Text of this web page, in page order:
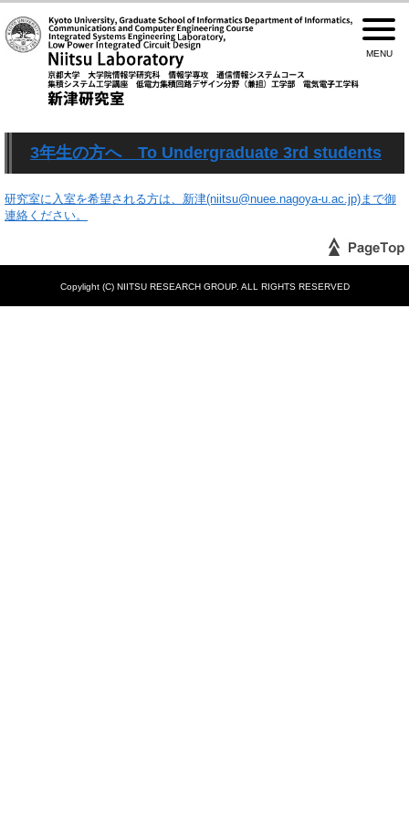
3年生の方へ To Undergraduate 3rd students
研究室に入室を希望される方は、新津(niitsu@nuee.nagoya-u.ac.jp)まで御
連絡ください。
Copylight (C) NIITSU RESEARCH GROUP. ALL RIGHTS RESERVED